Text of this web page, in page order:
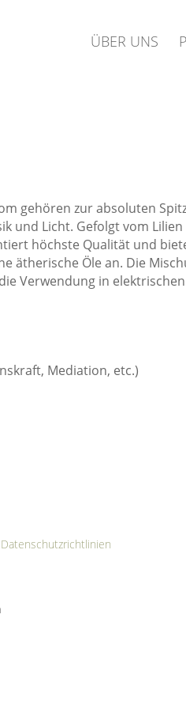
ÜBER UNS
gehören zur absoluten
und Licht. Gefolgt vom
höchste Qualität und
ätherische Öle an. Die
Verwendung in
Mediation, etc.)
Datenschutzrichtlinien